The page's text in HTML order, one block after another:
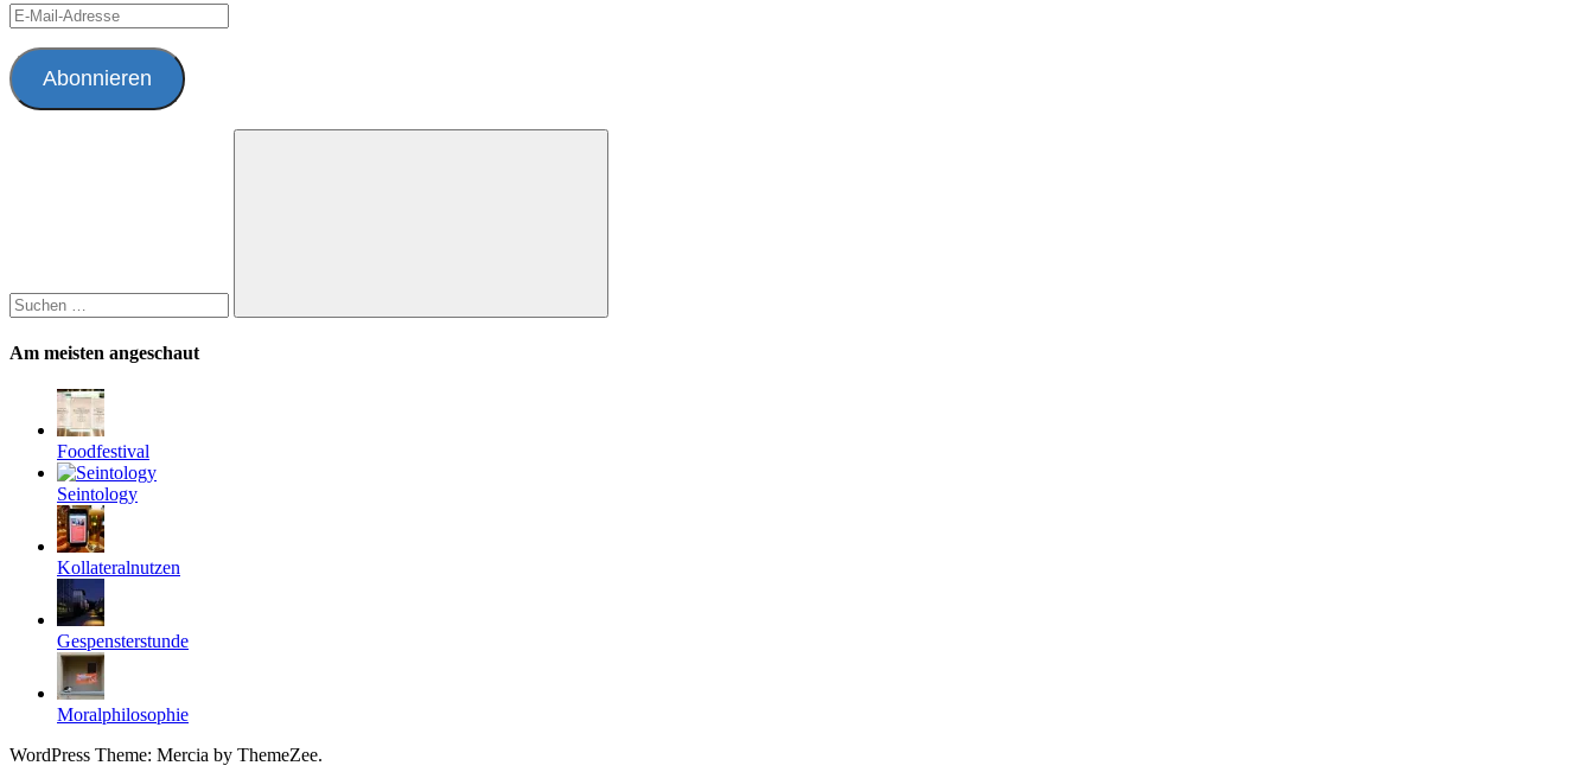
E-
Mail-
Adresse
Abonnieren
Suchen
Am meisten angeschaut
Foodfestival
Seintology
Kollateralnutzen
Gespensterstunde
Moralphilosophie
WordPress Theme: Mercia by ThemeZee.